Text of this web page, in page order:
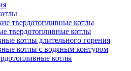
твердотопливные котлы
твердотопливные котлы
котлы длительного горения
котлы с водяным контуром
котлы